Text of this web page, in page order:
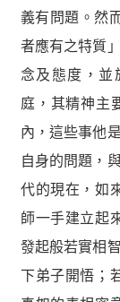
義有問題。然
者應有之特質
念及態度，並
庭，其精神主
內，這些事他
自身的問題，
代的現在，如
師一手建立起
發起般若實相
下弟子開悟；